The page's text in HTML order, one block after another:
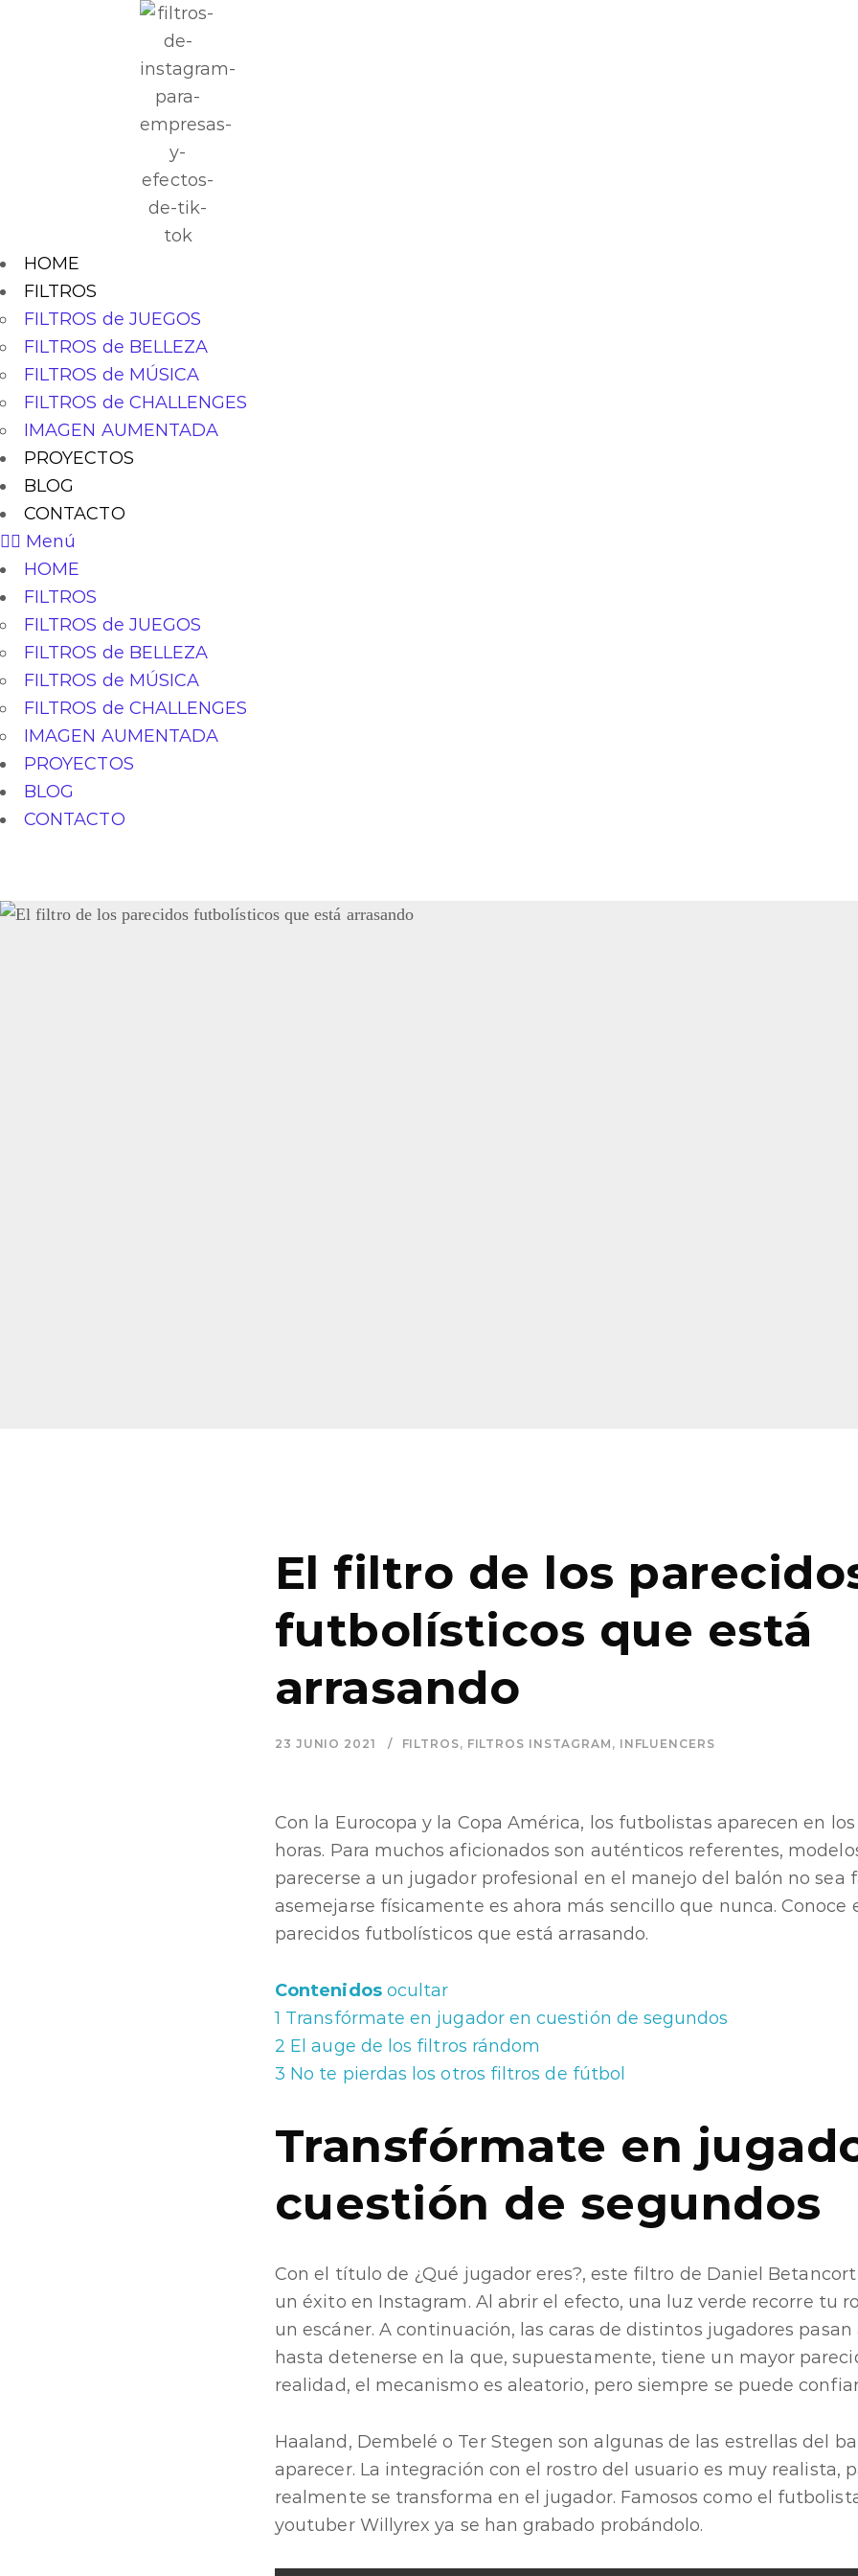
HOME
FILTROS
FILTROS de JUEGOS
FILTROS de BELLEZA
FILTROS de MÚSICA
FILTROS de CHALLENGES
IMAGEN AUMENTADA
PROYECTOS
BLOG
CONTACTO
Menú
HOME
FILTROS
FILTROS de JUEGOS
FILTROS de BELLEZA
FILTROS de MÚSICA
FILTROS de CHALLENGES
IMAGEN AUMENTADA
PROYECTOS
BLOG
CONTACTO
El filtro de los
futbolísticos que está
arrasando
23 JUNIO 2021 FILTROS, FILTROS INSTAGRAM , INFLUENCERS
Con la Eurocopa y la Copa América, los futbolistas aparecen en
horas. Para muchos aficionados son auténticos referentes,
parecerse a un jugador profesional en el manejo del balón no sea
asemejarse físicamente es ahora más sencillo que nunca. Conoce
parecidos futbolísticos que está arrasando.
Contenidos ocultar
1 Transfórmate en jugador en cuestión de segundos
2 El auge de los filtros rándom
3 No te pierdas los otros filtros de fútbol
Transfórmate en
cuestión de segundos
Con el título de ¿Qué jugador eres?, este filtro de Daniel
un éxito en Instagram. Al abrir el efecto, una luz verde recorre tu
un escáner. A continuación, las caras de distintos jugadores
hasta detenerse en la que, supuestamente, tiene un mayor
realidad, el mecanismo es aleatorio, pero siempre se puede
Haaland, Dembelé o Ter Stegen son algunas de las estrellas del
aparecer. La integración con el rostro del usuario es muy realista,
realmente se transforma en el jugador. Famosos como el
youtuber Willyrex ya se han grabado probándolo.